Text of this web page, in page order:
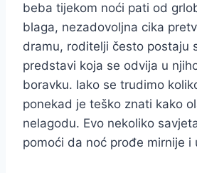
beba tijekom noći pati od
blaga, nezadovoljna cika
dramu, roditelji često postaju
predstavi koja se odvija u
boravku. Iako se trudimo
ponekad je teško znati kako
nelagodu. Evo nekoliko
pomoći da noć prođe mirnije i